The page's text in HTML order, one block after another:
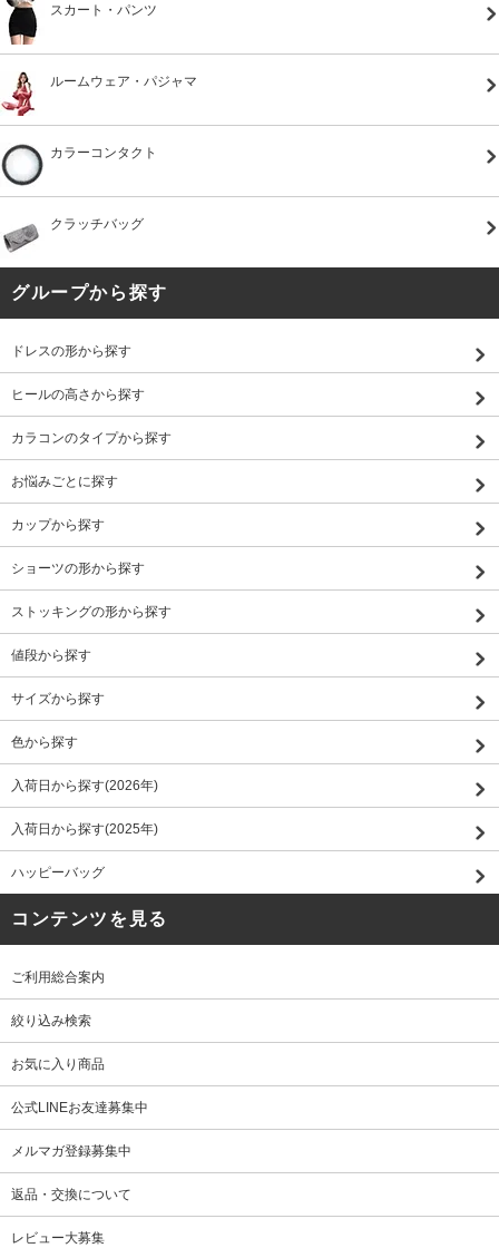
スカート・パンツ
ルームウェア・パジャマ
カラーコンタクト
クラッチバッグ
グループから探す
ドレスの形から探す
ヒールの高さから探す
カラコンのタイプから探す
お悩みごとに探す
カップから探す
ショーツの形から探す
ストッキングの形から探す
値段から探す
サイズから探す
色から探す
入荷日から探す(2026年)
入荷日から探す(2025年)
ハッピーバッグ
コンテンツを見る
ご利用総合案内
絞り込み検索
お気に入り商品
公式LINEお友達募集中
メルマガ登録募集中
返品・交換について
レビュー大募集